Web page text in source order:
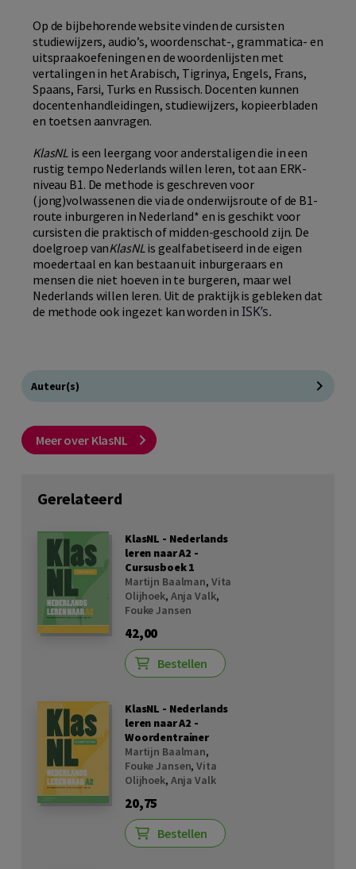
Op de bijbehorende website vinden de cursisten
studiewijzers, audio’s, woordenschat-, grammatica- en
uitspraakoefeningen en de woordenlijsten met
vertalingen in het Arabisch, Tigrinya, Engels, Frans,
Spaans, Farsi, Turks en Russisch. Docenten kunnen
docentenhandleidingen, studiewijzers, kopieerbladen
en toetsen aanvragen.
KlasNL is een leergang voor anderstaligen die in een
rustig tempo Nederlands willen leren, tot aan ERK-
niveau B1. De methode is geschreven voor
(jong)volwassenen die via de onderwijsroute of de B1-
route inburgeren in Nederland* en is geschikt voor
cursisten die praktisch of midden-geschoold zijn. De
doelgroep vanKlasNLis gealfabetiseerd in de eigen
moedertaal en kan bestaan uit inburgeraars en
mensen die niet hoeven in te burgeren, maar wel
Nederlands willen leren. Uit de praktijk is gebleken dat
de methode ook ingezet kan worden in ISK’s.
Auteur(s)
Meer over KlasNL
Gerelateerd
KlasNL - Nederlands
leren naar A2 -
Cursusboek 1
Martijn Baalman, Vita
Olijhoek, Anja Valk,
Fouke Jansen
42,00
Bestellen
KlasNL - Nederlands
leren naar A2 -
Woordentrainer
Martijn Baalman,
Fouke Jansen,Vita
Olijhoek, Anja Valk
20,75
Bestellen